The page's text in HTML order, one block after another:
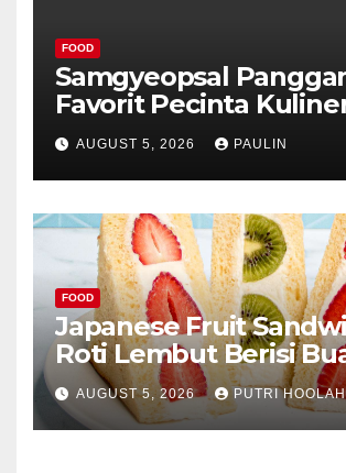
FOOD
Samgyeopsal
Favorit Pecinta
AUGUST 5, 2026 PAULIN
FOOD
Japanese Fruit
Roti Lembut Berisi
Segar yang Memikat
AUGUST 5, 2026 PUTRI